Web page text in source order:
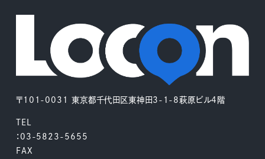
〒101-0031 東京都千代田区東神田3-1-8萩原ビル4階
TEL
：03-5823-5655
FAX